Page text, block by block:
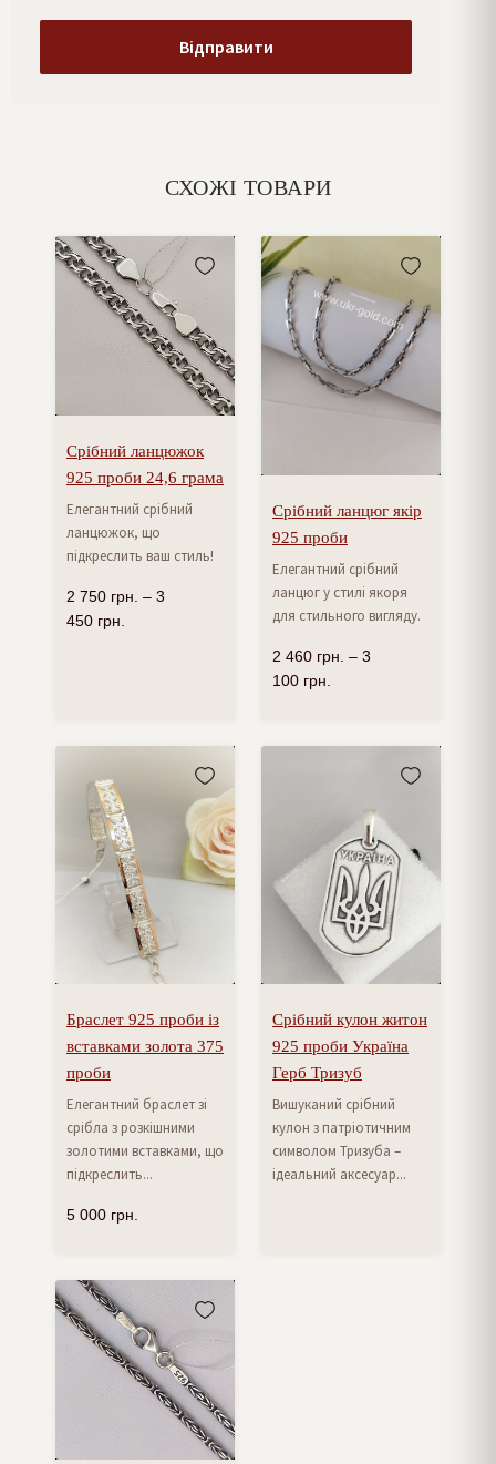
СХОЖІ ТОВАРИ
Срібний ланцюжок
925 проби 24,6 грама
Елегантний срібний
ланцюжок, що
підкреслить ваш стиль!
2 750 грн. – 3
450 грн.
Срібний ланцюг якір
925 проби
Елегантний срібний
ланцюг у стилі якоря
для стильного вигляду.
2 460 грн. – 3
100 грн.
Браслет 925 проби із
вставками золота 375
проби
Елегантний браслет зі
срібла з розкішними
золотими вставками, що
підкреслить...
5 000 грн.
Срібний кулон житон
925 проби Україна
Герб Тризуб
Вишуканий срібний
кулон з патріотичним
символом Тризуба –
ідеальний аксесуар...